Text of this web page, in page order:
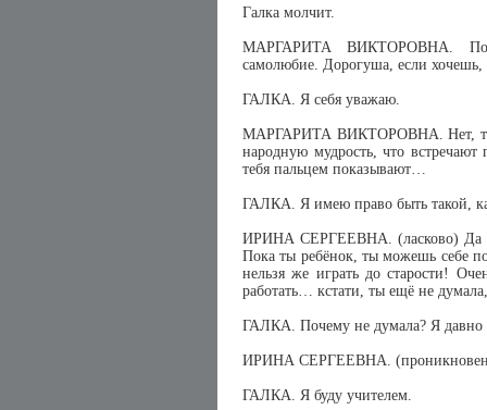
Галка молчит.
МАРГАРИТА ВИКТОРОВНА.
самолюбие. Дорогуша, если хочешь,
ГАЛКА. Я себя уважаю.
МАРГАРИТА ВИКТОРОВНА. Нет, ты
народную мудрость, что
тебя пальцем показывают…
ГАЛКА. Я имею право быть такой,
ИРИНА СЕРГЕЕВНА. (ласково) Да
Пока ты ребёнок, ты можешь себе
нельзя же играть до старости!
работать… кстати, ты ещё не
ГАЛКА. Почему не думала? Я давно
ИРИНА СЕРГЕЕВНА.
ГАЛКА. Я буду учителем.